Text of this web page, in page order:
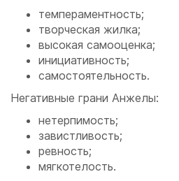
темпераментность;
творческая жилка;
высокая самооценка;
инициативность;
самостоятельность.
Негативные грани Анжелы:
нетерпимость;
завистливость;
ревность;
мягкотелость.